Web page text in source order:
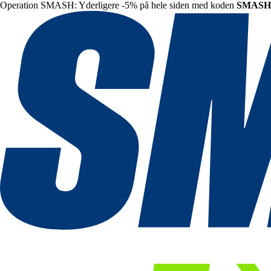
Operation SMASH: Yderligere -5% på hele siden med koden